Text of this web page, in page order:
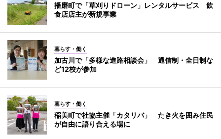
播磨町で「草刈りドローン」レンタルサービス 飲
食店店主が新規事業
暮らす・働く
加古川で「多様な進路相談会」 通信制・全日制な
ど12校が参加
暮らす・働く
稲美町で社協主催「カタリバ」 たき火を囲み住民
が自由に語り合える場に